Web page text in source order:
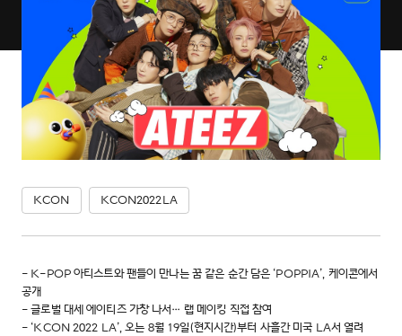
KCON KCON2022LA
- K-POP 아티스트와 팬들이 만나는 꿈 같은 순간 담은 ‘POPPIA’, 케이콘에서
공개
- 글로벌 대세 에이티즈 가창 나서… 랩 메이킹 직접 참여
- ‘KCON 2022 LA’, 오는 8월 19일(현지시간)부터 사흘간 미국 LA서 열려